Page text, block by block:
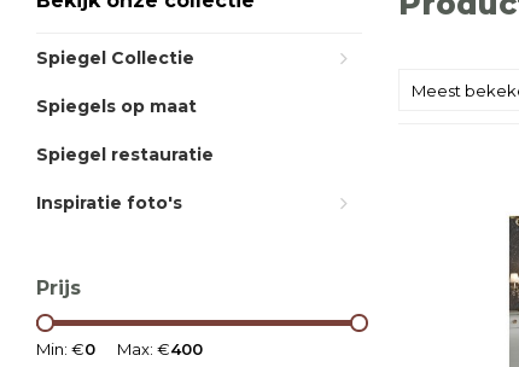
Spiegel Collectie
Spiegels op maat
Spiegel restauratie
Inspiratie foto's
Prijs
Min: €0 Max: €400
Meest